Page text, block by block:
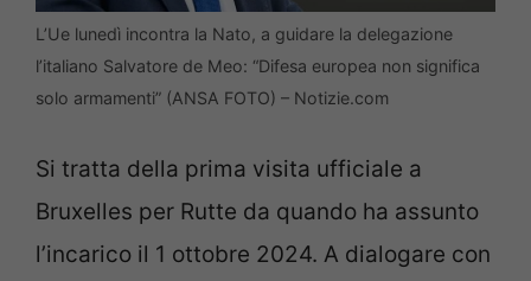
L’Ue lunedì incontra la Nato, a guidare la delegazione
l’italiano Salvatore de Meo: “Difesa europea non significa
solo armamenti” (ANSA FOTO) – Notizie.com
Si tratta della prima visita ufficiale a
Bruxelles per Rutte da quando ha assunto
l’incarico il 1 ottobre 2024. A dialogare con